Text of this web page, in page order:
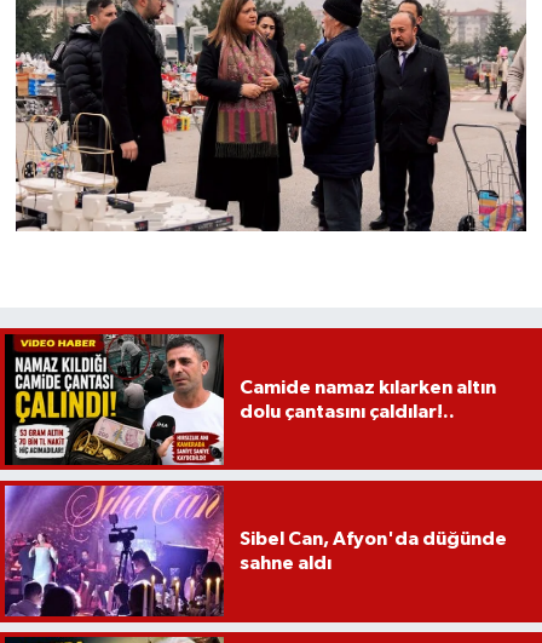
Camide namaz kılarken altın
dolu çantasını çaldılar!..
Sibel Can, Afyon'da düğünde
sahne aldı